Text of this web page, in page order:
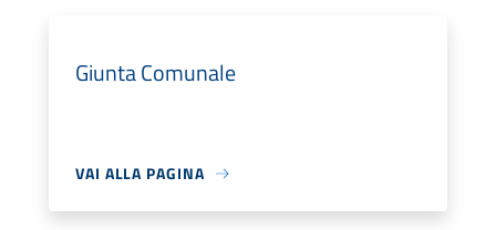
Giunta Comunale
VAI ALLA PAGINA